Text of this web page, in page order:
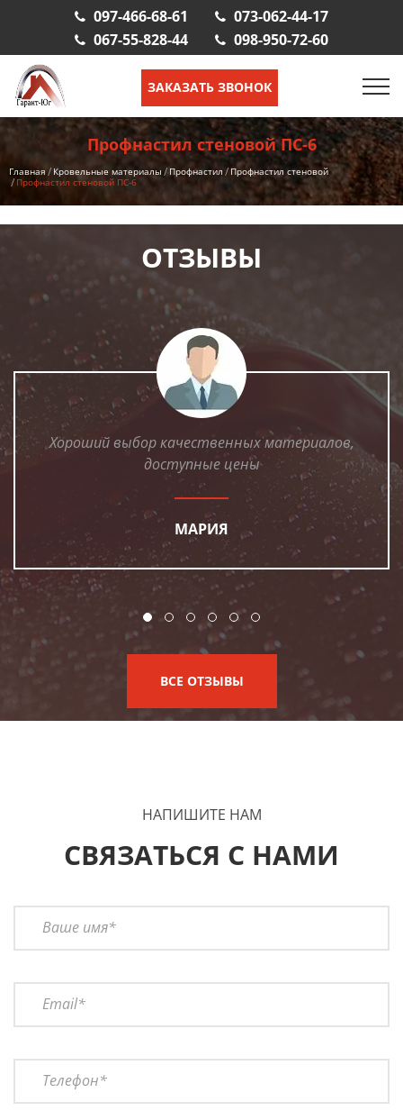
097-466-68-61
073-062-44-17
067-55-828-44
098-950-72-60
ЗАКАЗАТЬ ЗВОНОК
Профнастил стеновой ПС-6
Главная Кровельные материалы Профнастил
Профнастил стеновой
Профнастил стеновой ПС-6
ОТЗЫВЫ
Хороший выбор качественных материалов,
доступные цены
МАРИЯ
ВСЕ ОТЗЫВЫ
НАПИШИТЕ НАМ
СВЯЗАТЬСЯ С НАМИ